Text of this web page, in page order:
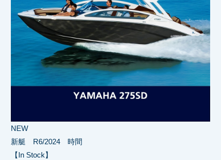
NEW
新艇 R6/2024 時間
【In Stock】